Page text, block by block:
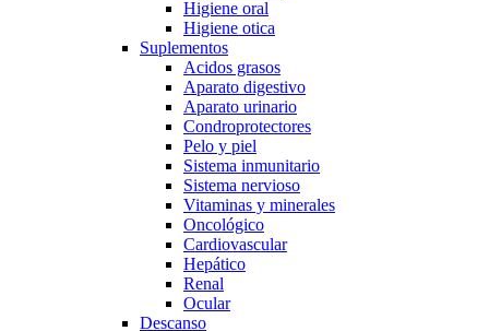
Higiene oral
Higiene otica
Suplementos
Acidos grasos
Aparato digestivo
Aparato urinario
Condroprotectores
Pelo y piel
Sistema inmunitario
Sistema nervioso
Vitaminas y minerales
Oncológico
Cardiovascular
Hepático
Renal
Ocular
Descanso